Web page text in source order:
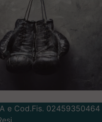
e Cod.Fis. 02459350464